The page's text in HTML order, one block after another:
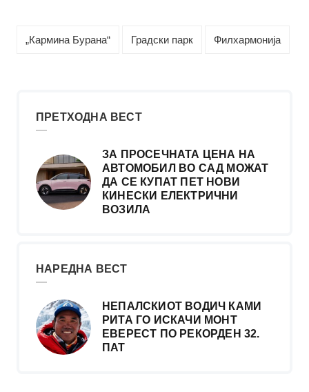
„Кармина Бурана“ Градски парк Филхармонија
ПРЕТХОДНА ВЕСТ
ЗА ПРОСЕЧНАТА ЦЕНА НА
АВТОМОБИЛ ВО САД МОЖАТ
ДА СЕ КУПАТ ПЕТ НОВИ
КИНЕСКИ ЕЛЕКТРИЧНИ
ВОЗИЛА
НАРЕДНА ВЕСТ
НЕПАЛСКИОТ ВОДИЧ КАМИ
РИТА ГО ИСКАЧИ МОНТ
ЕВЕРЕСТ ПО РЕКОРДЕН 32.
ПАТ